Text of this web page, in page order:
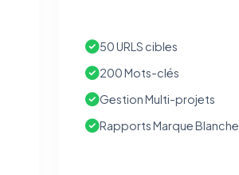
50 URLS cibles
200 Mots-clés
Gestion Multi-projets
Rapports Marque Blanche